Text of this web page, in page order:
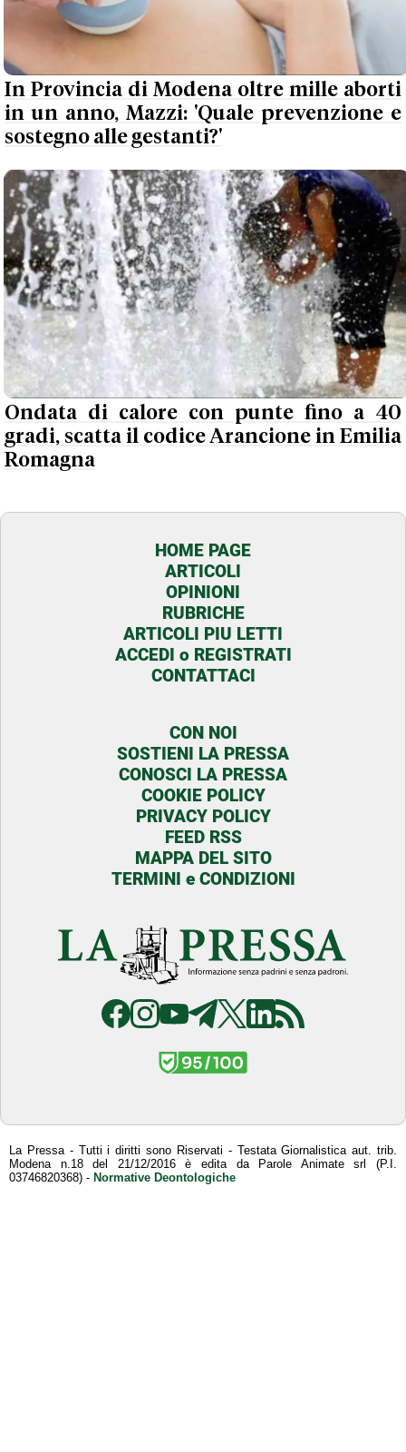
In Provincia di Modena oltre mille aborti
in un anno, Mazzi: 'Quale prevenzione e
sostegno alle gestanti?'
Ondata di calore con punte fino a 40
gradi, scatta il codice Arancione in Emilia
Romagna
HOME PAGE
ARTICOLI
OPINIONI
RUBRICHE
ARTICOLI PIU LETTI
ACCEDI o REGISTRATI
CONTATTACI
CON NOI
SOSTIENI LA PRESSA
CONOSCI LA PRESSA
COOKIE POLICY
PRIVACY POLICY
FEED RSS
MAPPA DEL SITO
TERMINI e CONDIZIONI
La Pressa - Tutti i diritti sono Riservati - Testata Giornalistica aut. trib.
Modena n.18 del 21/12/2016 è edita da Parole Animate srl (P.I.
03746820368) - Normative Deontologiche